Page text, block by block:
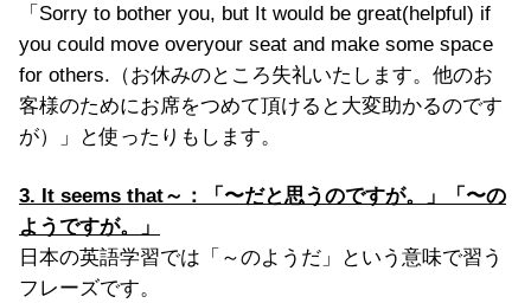
「Sorry to bother you, but It would be great(helpful) if
you could move overyour seat and make some space
for others.（お休みのところ失礼いたします。他のお
客様のためにお席をつめて頂けると大変助かるのです
が）」と使ったりもします。
3. It seems that～：「〜だと思うのですが。」「〜の
ようですが。」
日本の英語学習では「～のようだ」という意味で習う
フレーズです。